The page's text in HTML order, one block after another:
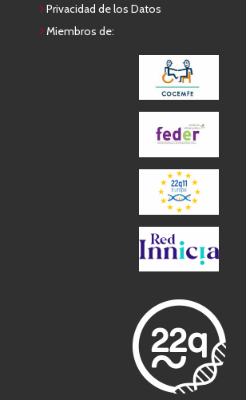
Privacidad de los Datos
Miembros de: